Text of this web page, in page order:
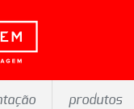
produtos